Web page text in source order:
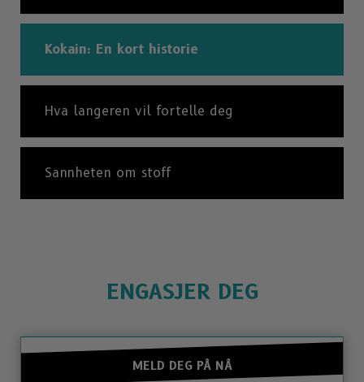
Kokain: En kort historie
Hva langeren vil fortelle deg
Sannheten om stoff
ENGASJER DEG
MELD DEG PÅ NÅ